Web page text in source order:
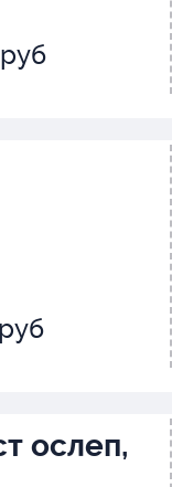
руб
руб
ослеп,